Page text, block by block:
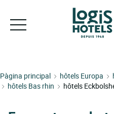
Pàgina principal hôtels Europa
hôtels Bas rhin
hôtels